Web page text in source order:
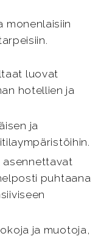
monenlaisiin
luovat
hotellien ja
ja
puhtaana
ja muotoja,